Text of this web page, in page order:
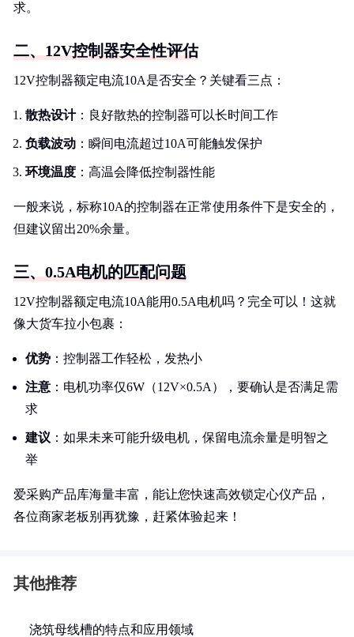
求。
二、12V控制器安全性评估
12V控制器额定电流10A是否安全？关键看三点：
散热设计：良好散热的控制器可以长时间工作
负载波动 ：瞬间电流超过10A可能触发保护
环境温度 ：高温会降低控制器性能
一般来说，标称10A的控制器在正常使用条件下是安全的，
但建议留出20%余量。
三、0.5A电机的匹配问题
12V控制器额定电流10A能用0.5A电机吗？完全可以！这就
像大货车拉小包裹：
优势 ：控制器工作轻松，发热小
注意 ：电机功率仅6W（12V×0.5A），要确认是否满足需
求
建议 ：如果未来可能升级电机，保留电流余量是明智之
举
爱采购产品库海量丰富，能让您快速高效锁定心仪产品，
各位商家老板别再犹豫，赶紧体验起来！
其他推荐
浇筑母线槽的特点和应用领域